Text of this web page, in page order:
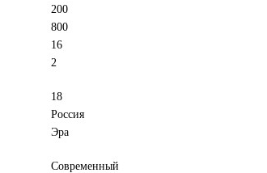
200
800
16
2
18
Россия
Эра
Современный